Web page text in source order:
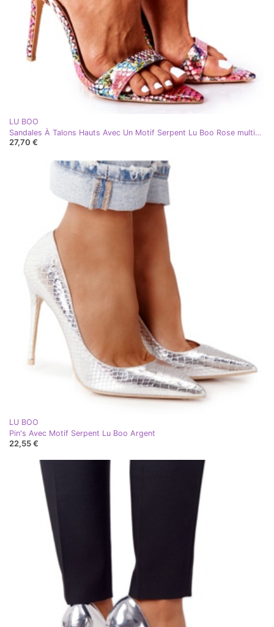
LU BOO
Sandales À Talons Hauts Avec Un Motif Serpent Lu Boo Rose multicolore
27,70 €
LU BOO
Pin's Avec Motif Serpent Lu Boo Argent
22,55 €